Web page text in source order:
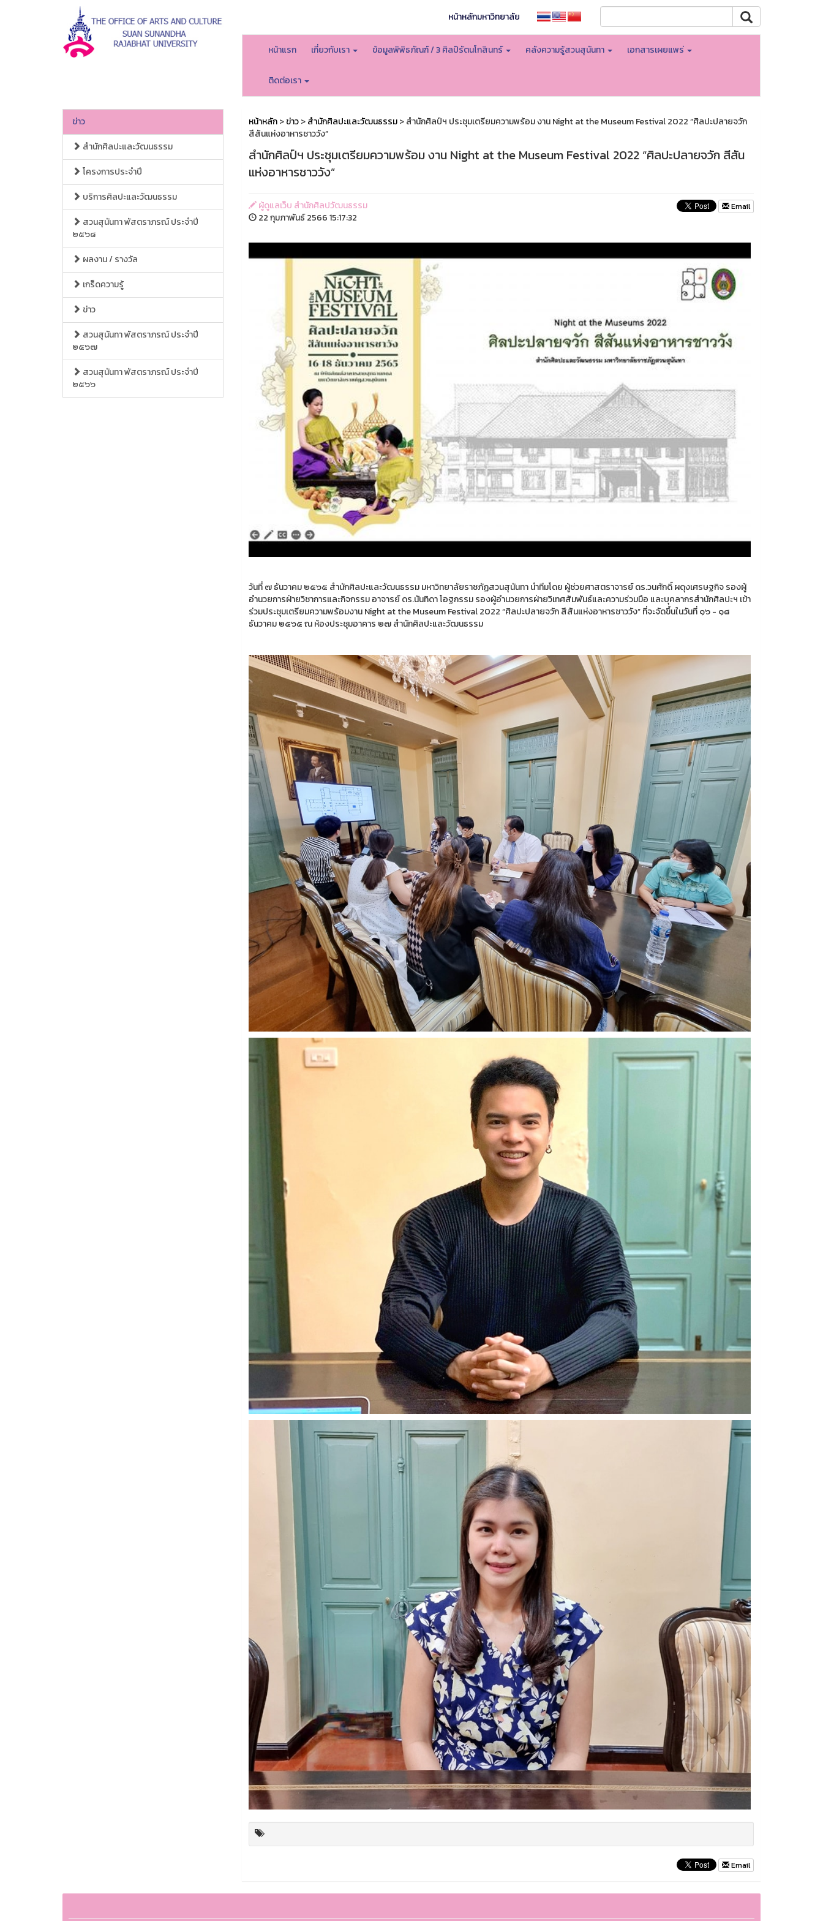
หน้าหลักมหาวิทยาลัย
หน้าแรก เกี่ยวกับเรา ข้อมูลพิพิธภัณฑ์ / 3 ศิลป์รัตนโกสินทร์ คลังความรู้สวนสุนันทา เอกสารเผยแพร่
ติดต่อเรา
ข่าว
สำนักศิลปะและวัฒนธรรม
โครงการประจำปี
บริการศิลปะและวัฒนธรรม
สวนสุนันทา พัสตราภรณ์ ประจำปี
๒๕๖๘
ผลงาน / รางวัล
เกร็ดความรู้
ข่าว
สวนสุนันทา พัสตราภรณ์ ประจำปี
๒๕๖๗
สวนสุนันทา พัสตราภรณ์ ประจำปี
๒๕๖๖
หน้าหลัก>ข่าว>สำนักศิลปะและวัฒนธรรม> สำนักศิลป์ฯ ประชุมเตรียมความพร้อม งาน Night at the Museum Festival 2022 “ศิลปะปลายจวัก
สีสันแห่งอาหารชาววัง”
สำนักศิลป์ฯ ประชุมเตรียมความพร้อม งาน Night at the Museum Festival 2022 “ศิลปะปลายจวัก สีสัน
แห่งอาหารชาววัง”
ผู้ดูแลเว็บ สำนักศิลปวัฒนธรรม
22 กุมภาพันธ์ 2566 15:17:32
Email
วันที่ ๗ ธันวาคม ๒๕๖๕ สำนักศิลปะและวัฒนธรรม มหาวิทยาลัยราชภัฏสวนสุนันทา นำทีมโดย ผู้ช่วยศาสตราจารย์ ดร.วนศักดิ์ ผดุงเศรษฐกิจ รองผู้
อำนวยการฝ่ายวิชาการและกิจกรรม อาจารย์ ดร.นันทิดา โอฐกรรม รองผู้อำนวยการฝ่ายวิเทศสัมพันธ์และความร่วมมือ และบุคลากรสำนักศิลปะฯ เข้า
ร่วมประชุมเตรียมความพร้อมงาน Night at the Museum Festival 2022 “ศิลปะปลายจวัก สีสันแห่งอาหารชาววัง” ที่จะจัดขึ้นในวันที่ ๑๖ - ๑๘
ธันวาคม ๒๕๖๕ ณ ห้องประชุมอาคาร ๒๗ สำนักศิลปะและวัฒนธรรม
Email